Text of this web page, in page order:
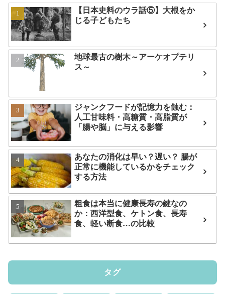
【日本史料のウラ話⑤】大根をか
じる子どもたち
地球最古の樹木～アーケオプテリ
ス～
ジャンクフードが記憶力を蝕む：
人工甘味料・高糖質・高脂質が
「腸や脳」に与える影響
あなたの消化は早い？遅い？ 腸が
正常に機能しているかをチェック
する方法
粗食は本当に健康長寿の鍵なの
か：西洋型食、ケトン食、長寿
食、軽い断食…の比較
タグ